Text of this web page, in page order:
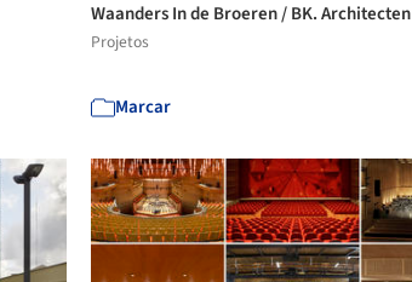
Waanders In de Broeren / BK. Architecten
Projetos
Marcar